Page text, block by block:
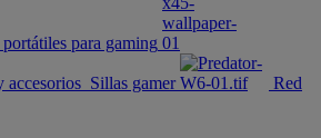
para gaming
accesorios Sillas gamer Red